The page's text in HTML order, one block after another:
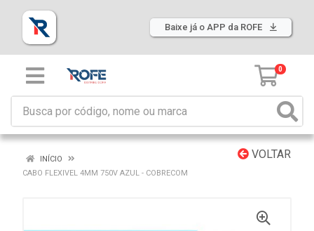
Baixe já o APP da ROFE
0
VOLTAR
INÍCIO
CABO FLEXIVEL 4MM 750V AZUL - COBRECOM